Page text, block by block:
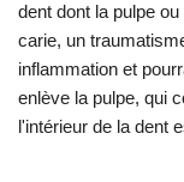
dent dont la pulpe
carie, un
inflammation et
enlève la pulpe, qui
l'intérieur de la dent